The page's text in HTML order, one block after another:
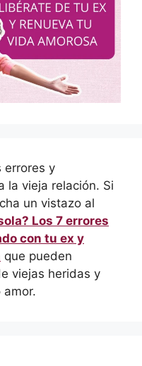
errores y
la vieja relación. Si
un vistazo al
Los 7 errores
con tu ex y
que pueden
viejas heridas y